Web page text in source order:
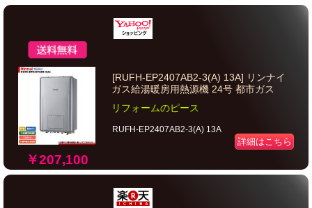
￥207,100
[RUFH-EP2407AB2-3(A) 13A] リンナイ
ガス給湯暖房用熱源機 24号 都市ガス
リフォームのピース
RUFH-EP2407AB2-3(A) 13A
詳細はこちら